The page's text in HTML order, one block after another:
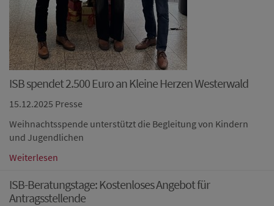
ISB spendet 2.500 Euro an Kleine Herzen Westerwald
15.12.2025 Presse
Weihnachtsspende unterstützt die Begleitung von Kindern
und Jugendlichen
Weiterlesen
ISB-Beratungstage: Kostenloses Angebot für
Antragsstellende